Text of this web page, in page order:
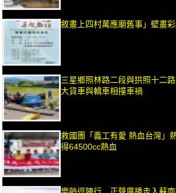
敘畫上四村萬應廟舊事」壁畫
三星鄉照林路二段與拱照十二
大貨車與轎車相撞車禍
救國團「義工有愛 熱血台灣」
得64500cc熱血